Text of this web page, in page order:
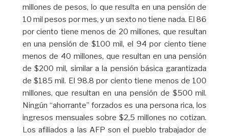
millones de pesos, lo que resulta en una pensión de
10 mil pesos por mes, y un sexto no tiene nada. El 86
por ciento tiene menos de 20 millones, que resultan
en una pensión de $100 mil, el 94 por ciento tiene
menos de 40 millones, que resultan en una pensión
de $200 mil, similar a la pensión básica garantizada
de $185 mil. El 98.8 por ciento tiene menos de 100
millones, que resultan en una pensión de $500 mil.
Ningún “ahorrante” forzados es una persona rica, los
ingresos mensuales sobre $2,5 millones no cotizan.
Los afiliados a las AFP son el pueblo trabajador de